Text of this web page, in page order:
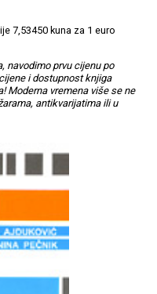
7,53450 kuna za 1 euro
navodimo prvu cijenu po
i dostupnost knjiga
Moderna vremena više se ne
antikvarijatima ili u